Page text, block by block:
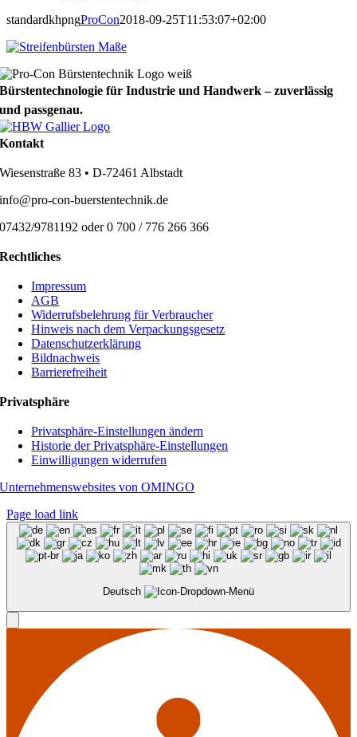
standardkhpngProCon2018-09-25T11:53:07+02:00
Bürstentechnologie für Industrie und Handwerk – zuverlässig
und passgenau.
Kontakt
Wiesenstraße 83 • D-72461 Albstadt
info@pro-con-buerstentechnik.de
07432/9781192 oder 0 700 / 776 266 366
Rechtliches
Impressum
AGB
Widerrufsbelehrung für Verbraucher
Hinweis nach dem Verpackungsgesetz
Datenschutzerklärung
Bildnachweis
Barrierefreiheit
Privatsphäre
Privatsphäre-Einstellungen ändern
Historie der Privatsphäre-Einstellungen
Einwilligungen widerrufen
Unternehmenswebsites von OMINGO
Page load link
Deutsch